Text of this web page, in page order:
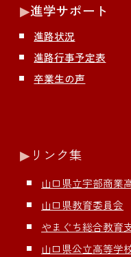
▶︎進学サポート
進路状況
進路行事予定表
卒業生の声
▶︎ リンク集
山口県立宇部商業
山口県教育委員会
やまぐち総合教育
山口県公立高等学